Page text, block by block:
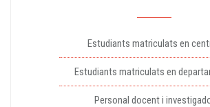
Estudiants matriculats en
Estudiants matriculats en
Personal docent i